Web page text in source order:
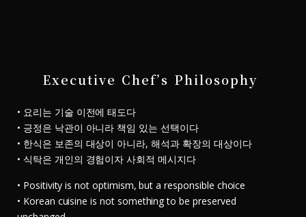
Executive Chef’s Philosophy
• 요리는 기술 이전에 태도다
• 긍정은 낙관이 아니라 책임 있는 선택이다
• 한식은 보존의 대상이 아니라, 해석과 확장의 대상이다
• 식탁은 개인의 경험이자 사회적 메시지다
• Positivity is not optimism, but a responsible choice
• Korean cuisine is not something to be preserved